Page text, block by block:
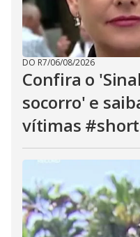
DO R7/06/08/2026
Confira o
socorro' e
vítimas